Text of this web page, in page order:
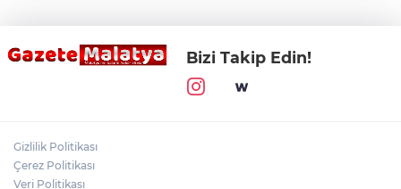
Bizi Takip Edin!
Gizlilik Politikası
Çerez Politikası
Veri Politikası